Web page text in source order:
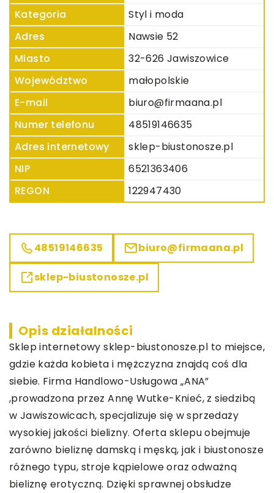
Kategoria
Styl i moda
Adres
Nawsie 52
Miasto
32-626 Jawiszowice
Województwo
małopolskie
E-mail
biuro@firmaana.pl
Numer telefonu
48519146635
Adres internetowy
sklep-biustonosze.pl
NIP
6521363406
REGON
122947430
48519146635 biuro@firmaana.pl
sklep-biustonosze.pl
Opis działalności
Sklep internetowy sklep-biustonosze.pl to miejsce,
gdzie każda kobieta i mężczyzna znajdą coś dla
siebie. Firma Handlowo-Usługowa „ANA”
,prowadzona przez Annę Wutke-Knieć, z siedzibą
w Jawiszowicach, specjalizuje się w sprzedaży
wysokiej jakości bielizny. Oferta sklepu obejmuje
zarówno bieliznę damską i męską, jak i biustonosze
różnego typu, stroje kąpielowe oraz odważną
bieliznę erotyczną. Dzięki sprawnej obsłudze